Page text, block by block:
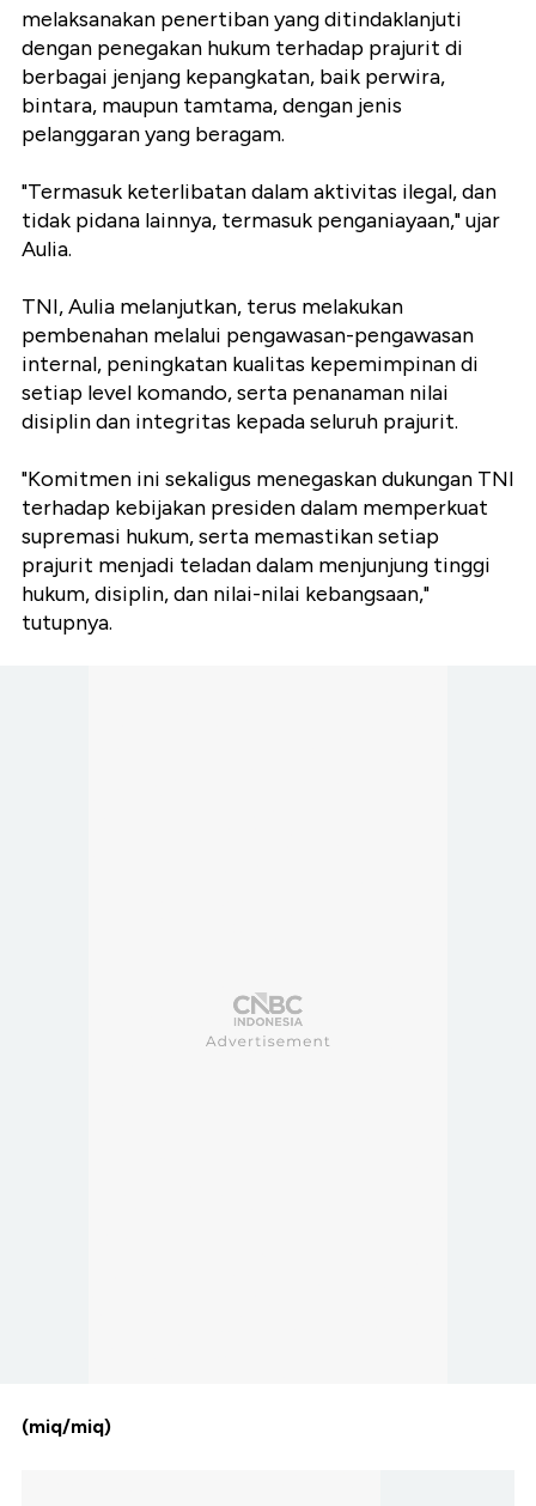
melaksanakan penertiban yang ditindaklanjuti
dengan penegakan hukum terhadap prajurit di
berbagai jenjang kepangkatan, baik perwira,
bintara, maupun tamtama, dengan jenis
pelanggaran yang beragam.
"Termasuk keterlibatan dalam aktivitas ilegal, dan
tidak pidana lainnya, termasuk penganiayaan," ujar
Aulia.
TNI, Aulia melanjutkan, terus melakukan
pembenahan melalui pengawasan-pengawasan
internal, peningkatan kualitas kepemimpinan di
setiap level komando, serta penanaman nilai
disiplin dan integritas kepada seluruh prajurit.
"Komitmen ini sekaligus menegaskan dukungan TNI
terhadap kebijakan presiden dalam memperkuat
supremasi hukum, serta memastikan setiap
prajurit menjadi teladan dalam menjunjung tinggi
hukum, disiplin, dan nilai-nilai kebangsaan,"
tutupnya.
(miq/miq)